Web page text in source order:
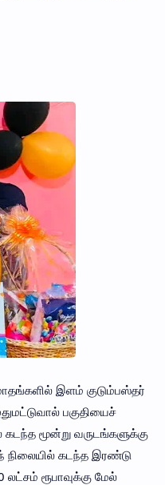
இளம் குடும்பஸ்தர்
பகுதியைச்
மூன்று வருடங்களுக்கு
நிலையில் கடந்த இரண்டு
ரூபாவுக்கு மேல்